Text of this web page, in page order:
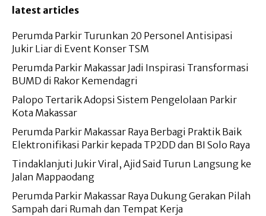
latest articles
Perumda Parkir Turunkan 20 Personel Antisipasi
Jukir Liar di Event Konser TSM
Perumda Parkir Makassar Jadi Inspirasi Transformasi
BUMD di Rakor Kemendagri
Palopo Tertarik Adopsi Sistem Pengelolaan Parkir
Kota Makassar
Perumda Parkir Makassar Raya Berbagi Praktik Baik
Elektronifikasi Parkir kepada TP2DD dan BI Solo Raya
Tindaklanjuti Jukir Viral, Ajid Said Turun Langsung ke
Jalan Mappaodang
Perumda Parkir Makassar Raya Dukung Gerakan Pilah
Sampah dari Rumah dan Tempat Kerja